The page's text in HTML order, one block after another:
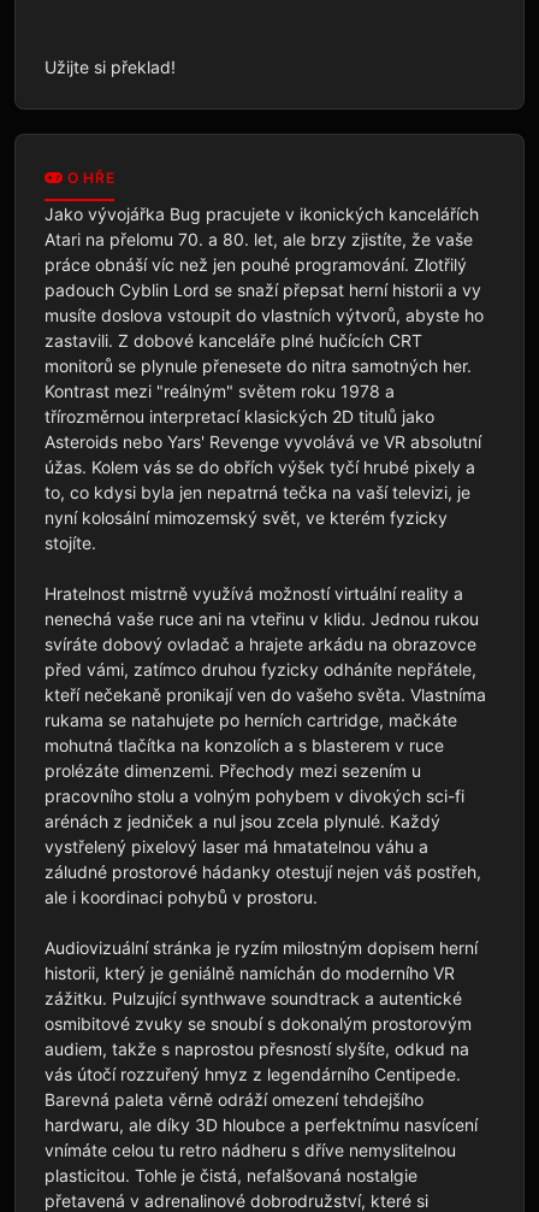
Užijte si překlad!
O HŘE
Jako vývojářka Bug pracujete v ikonických kancelářích
Atari na přelomu 70. a 80. let, ale brzy zjistíte, že vaše
práce obnáší víc než jen pouhé programování. Zlotřilý
padouch Cyblin Lord se snaží přepsat herní historii a vy
musíte doslova vstoupit do vlastních výtvorů, abyste ho
zastavili. Z dobové kanceláře plné hučících CRT
monitorů se plynule přenesete do nitra samotných her.
Kontrast mezi "reálným" světem roku 1978 a
třírozměrnou interpretací klasických 2D titulů jako
Asteroids nebo Yars' Revenge vyvolává ve VR absolutní
úžas. Kolem vás se do obřích výšek tyčí hrubé pixely a
to, co kdysi byla jen nepatrná tečka na vaší televizi, je
nyní kolosální mimozemský svět, ve kterém fyzicky
stojíte.
Hratelnost mistrně využívá možností virtuální reality a
nenechá vaše ruce ani na vteřinu v klidu. Jednou rukou
svíráte dobový ovladač a hrajete arkádu na obrazovce
před vámi, zatímco druhou fyzicky odháníte nepřátele,
kteří nečekaně pronikají ven do vašeho světa. Vlastníma
rukama se natahujete po herních cartridge, mačkáte
mohutná tlačítka na konzolích a s blasterem v ruce
prolézáte dimenzemi. Přechody mezi sezením u
pracovního stolu a volným pohybem v divokých sci-fi
arénách z jedniček a nul jsou zcela plynulé. Každý
vystřelený pixelový laser má hmatatelnou váhu a
záludné prostorové hádanky otestují nejen váš postřeh,
ale i koordinaci pohybů v prostoru.
Audiovizuální stránka je ryzím milostným dopisem herní
historii, který je geniálně namíchán do moderního VR
zážitku. Pulzující synthwave soundtrack a autentické
osmibitové zvuky se snoubí s dokonalým prostorovým
audiem, takže s naprostou přesností slyšíte, odkud na
vás útočí rozzuřený hmyz z legendárního Centipede.
Barevná paleta věrně odráží omezení tehdejšího
hardwaru, ale díky 3D hloubce a perfektnímu nasvícení
vnímáte celou tu retro nádheru s dříve nemyslitelnou
plasticitou. Tohle je čistá, nefalšovaná nostalgie
přetavená v adrenalinové dobrodružství, které si